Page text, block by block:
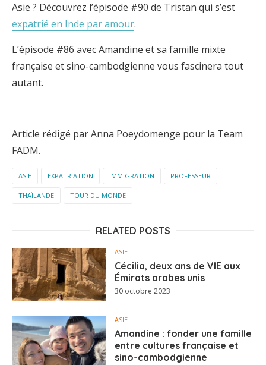
Asie ? Découvrez l’épisode #90 de Tristan qui s’est
expatrié en Inde par amour.
L’épisode #86 avec Amandine et sa famille mixte
française et sino-cambodgienne vous fascinera tout
autant.
Article rédigé par Anna Poeydomenge pour la Team
FADM.
ASIE EXPATRIATION IMMIGRATION PROFESSEUR
THAÏLANDE TOUR DU MONDE
RELATED POSTS
ASIE
Cécilia, deux ans de VIE aux
Émirats arabes unis
30 octobre 2023
ASIE
Amandine : fonder une famille
entre cultures française et
sino-cambodgienne